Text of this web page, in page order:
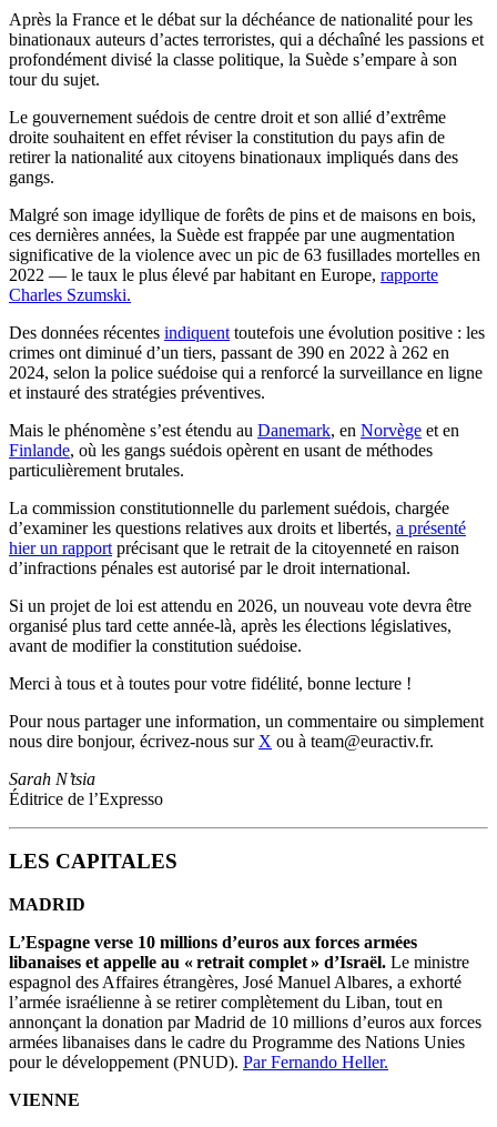
Après la France et le débat sur la déchéance de nationalité pour les
binationaux auteurs d’actes terroristes, qui a déchaîné les passions et
profondément divisé la classe politique, la Suède s’empare à son
tour du sujet.
Le gouvernement suédois de centre droit et son allié d’extrême
droite souhaitent en effet réviser la constitution du pays afin de
retirer la nationalité aux citoyens binationaux impliqués dans des
gangs.
Malgré son image idyllique de forêts de pins et de maisons en bois,
ces dernières années, la Suède est frappée par une augmentation
significative de la violence avec un pic de 63 fusillades mortelles en
2022 — le taux le plus élevé par habitant en Europe, rapporte
Charles Szumski.
Des données récentes indiquent toutefois une évolution positive : les
crimes ont diminué d’un tiers, passant de 390 en 2022 à 262 en
2024, selon la police suédoise qui a renforcé la surveillance en ligne
et instauré des stratégies préventives.
Mais le phénomène s’est étendu au Danemark, en Norvège et en
Finlande, où les gangs suédois opèrent en usant de méthodes
particulièrement brutales.
La commission constitutionnelle du parlement suédois, chargée
d’examiner les questions relatives aux droits et libertés, a présenté
hier un rapport précisant que le retrait de la citoyenneté en raison
d’infractions pénales est autorisé par le droit international.
Si un projet de loi est attendu en 2026, un nouveau vote devra être
organisé plus tard cette année-là, après les élections législatives,
avant de modifier la constitution suédoise.
Merci à tous et à toutes pour votre fidélité, bonne lecture !
Pour nous partager une information, un commentaire ou simplement
nous dire bonjour, écrivez-nous sur X ou à team@euractiv.fr.
Sarah N’tsia
Éditrice de l’Expresso
LES CAPITALES
MADRID
L’Espagne verse 10 millions d’euros aux forces armées
libanaises et appelle au « retrait complet » d’Israël. Le ministre
espagnol des Affaires étrangères, José Manuel Albares, a exhorté
l’armée israélienne à se retirer complètement du Liban, tout en
annonçant la donation par Madrid de 10 millions d’euros aux forces
armées libanaises dans le cadre du Programme des Nations Unies
pour le développement (PNUD). Par Fernando Heller.
VIENNE